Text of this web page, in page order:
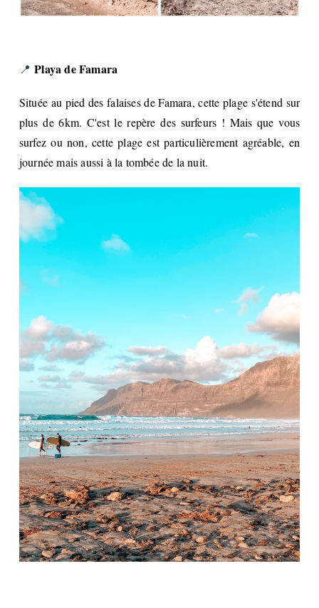
📍Playa de Famara
Située au pied des falaises de Famara, cette plage s'étend sur
plus de 6km. C'est le repère des surfeurs ! Mais que vous
surfez ou non, cette plage est particulièrement agréable, en
journée mais aussi à la tombée de la nuit.